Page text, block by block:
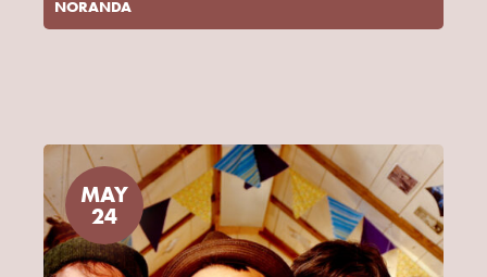
NORANDA
MAY
24